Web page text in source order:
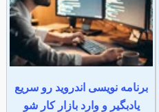
برنامه نویسی اندروید رو سریع
یادبگیر و وارد بازار کار شو